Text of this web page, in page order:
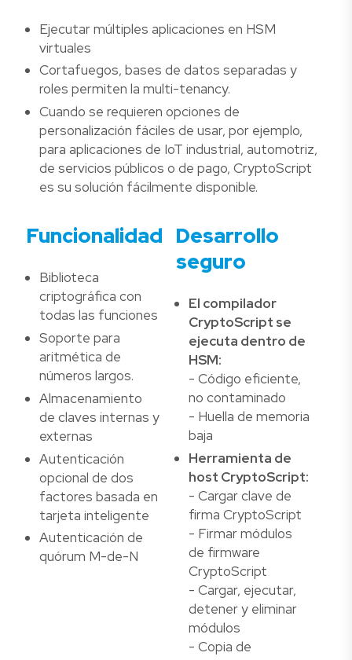
Ejecutar múltiples aplicaciones en HSM
virtuales
Cortafuegos, bases de datos separadas y
roles permiten la multi-tenancy.
Cuando se requieren opciones de
personalización fáciles de usar, por ejemplo,
para aplicaciones de IoT industrial, automotriz,
de servicios públicos o de pago, CryptoScript
es su solución fácilmente disponible.
Funcionalidad
Biblioteca
criptográfica con
todas las funciones
Soporte para
aritmética de
números largos.
Almacenamiento
de claves internas y
externas
Autenticación
opcional de dos
factores basada en
tarjeta inteligente
Autenticación de
quórum M-de-N
Desarrollo
seguro
El compilador
CryptoScript se
ejecuta dentro de
HSM:
- Código eficiente,
no contaminado
- Huella de memoria
baja
Herramienta de
host CryptoScript:
- Cargar clave de
firma CryptoScript
- Firmar módulos
de firmware
CryptoScript
- Cargar, ejecutar,
detener y eliminar
módulos
- Copia de